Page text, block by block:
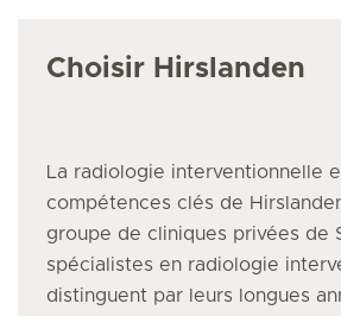
Choisir Hirslanden
La radiologie interventionnelle
compétences clés de
groupe de cliniques privées de
spécialistes en radiologie
distinguent par leurs longues